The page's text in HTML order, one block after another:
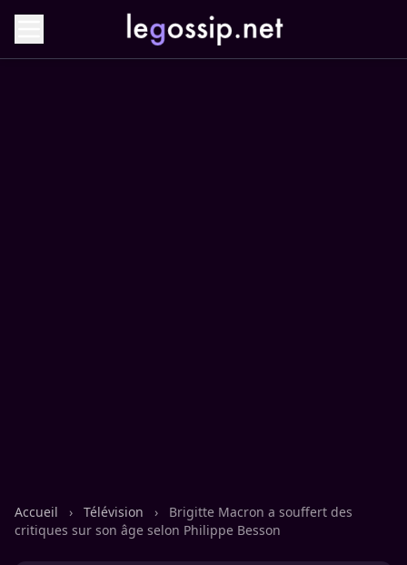
Accueil › Télévision ›
Brigitte Macron a souffert des
critiques sur son âge selon Philippe Besson